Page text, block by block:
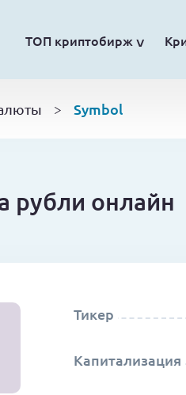
ТОП криптобирж
> Symbol
рубли онлайн
Тикер
Капитализация